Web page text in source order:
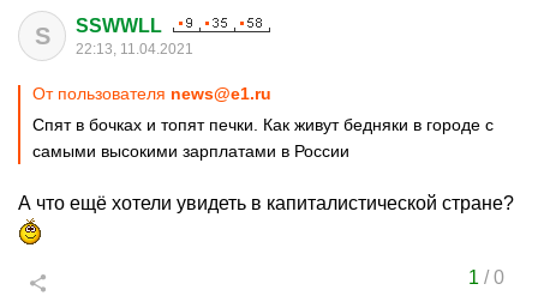
S SSWWLL
22:13, 11.04.2021
От пользователя news@e1.ru
Спят в бочках и топят печки. Как живут бедняки в городе с
самыми высокими зарплатами в России
А что ещё хотели увидеть в капиталистической стране?
1 /0